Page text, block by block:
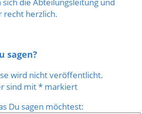
recht herzlich.
sagen?
wird nicht veröffentlicht.
sind mit* markiert
Du sagen möchtest: